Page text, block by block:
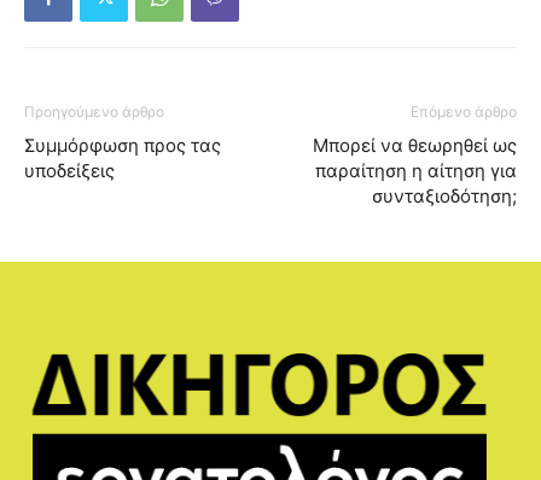
Προηγούμενο άρθρο
Συμμόρφωση προς τας
υποδείξεις
Επόμενο άρθρο
Μπορεί να θεωρηθεί ως
παραίτηση η αίτηση για
συνταξιοδότηση;